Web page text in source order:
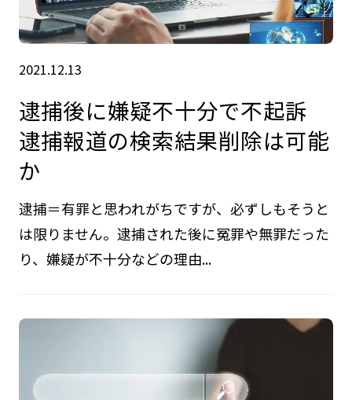
2021.12.13
逮捕後に嫌疑不十分で不起訴
逮捕報道の検索結果削除は可能
か
逮捕＝有罪と思われがちですが、必ずしもそうと
は限りません。逮捕された後に冤罪や無罪だった
り、嫌疑が不十分などの理由...